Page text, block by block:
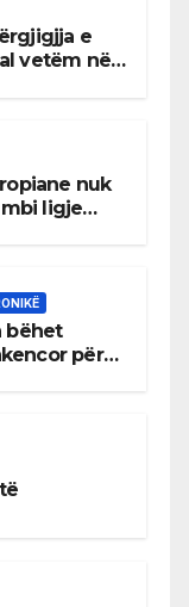
e
vetëm në
nuk
ligje
bëhet
për